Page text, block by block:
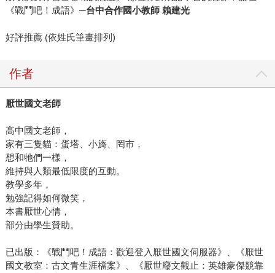
《戰鬥吧！成語》 ─台中合作國小教師 賴建光
好評推薦 (依姓氏筆畫排列)
作者
厭世國文老師
高中國文老師，
家有三隻貓：蛋塔、小旖、罔市，
想和牠們一樣，
維持與人類最低限度的互動。
教學多年，
勉強記得如何微笑，
本書厭世心情，
部分由學生贊助。
已出版：《戰鬥吧！成語：歡迎登入厭世國文伺服器》、《厭世
國文教室：古文青生涯檔案》、《厭世廢文觀止：英雄豪傑競靠